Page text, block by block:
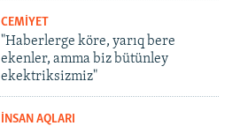
CEMİYET
"Haberlerge köre, yarıq bere
ekenler, amma biz bütünley
ekektriksizmiz"
İNSAN AQLARI